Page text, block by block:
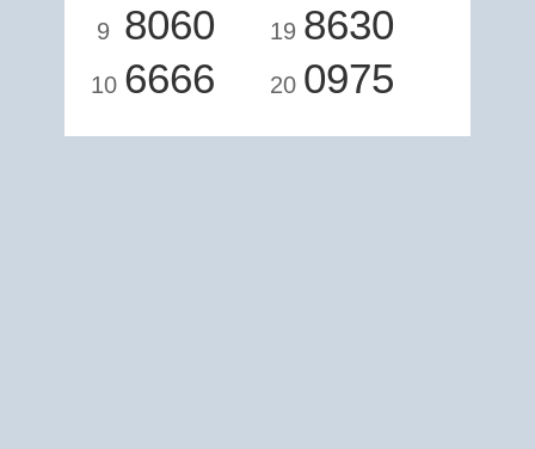
9 8060
10 6666
19 8630
20 0975